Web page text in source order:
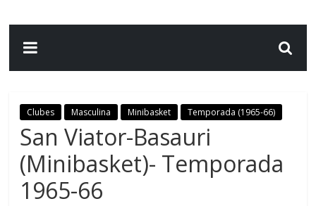
Clubes Masculina Minibasket Temporada (1965-66)
San Viator-Basauri
(Minibasket)- Temporada
1965-66